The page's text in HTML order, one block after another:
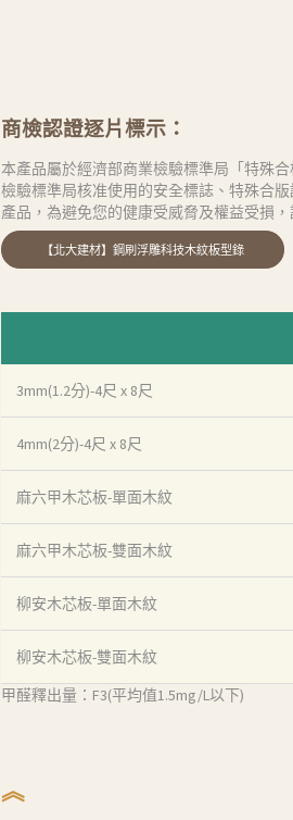
商檢認證逐片標示：
本產品屬於經濟部商業檢驗標準局「特殊
檢驗標準局核准使用的安全標誌、特殊合
產品，為避免您的健康受威脅及權益受損
3mm(1.2分)-4尺 x 8尺
4mm(2分)-4尺 x 8尺
麻六甲木芯板-單面木紋
麻六甲木芯板-雙面木紋
柳安木芯板-單面木紋
柳安木芯板-雙面木紋
甲醛釋出量：F3(平均值1.5mg/L以下)
︽